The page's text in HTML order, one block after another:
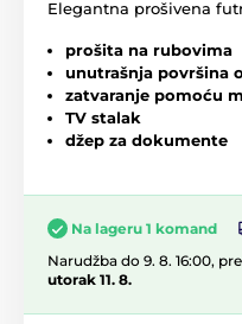
Elegantna prošivena
prošita na rubovima
unutrašnja površina
zatvaranje pomoću
TV stalak
džep za dokumente
Na lageru 1 komand
Narudžba do 9. 8. 16:00,
utorak 11. 8.